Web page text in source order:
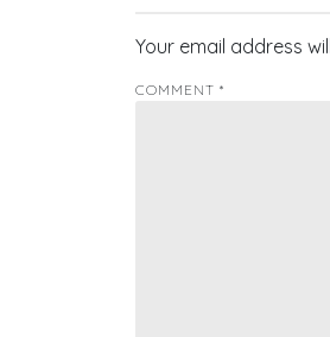
Your email address
COMMENT *